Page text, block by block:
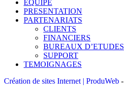
EQUIPE
PRESENTATION
PARTENARIATS
CLIENTS
FINANCIERS
BUREAUX D’ETUDES
SUPPORT
TEMOIGNAGES
Création de sites Internet | ProduWeb -